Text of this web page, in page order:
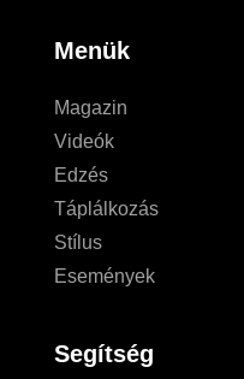
Menük
Magazin
Videók
Edzés
Táplálkozás
Stílus
Események
Segítség